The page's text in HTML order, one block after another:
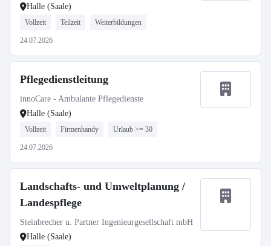
Halle (Saale)
Vollzeit Teilzeit Weiterbildungen
24.07.2026
Pflegedienstleitung
innoCare - Ambulante Pflegedienste
Halle (Saale)
Vollzeit Firmenhandy Urlaub >= 30
24.07.2026
Landschafts- und Umweltplanung /
Landespflege
Steinbrecher u. Partner Ingenieurgesellschaft mbH
Halle (Saale)